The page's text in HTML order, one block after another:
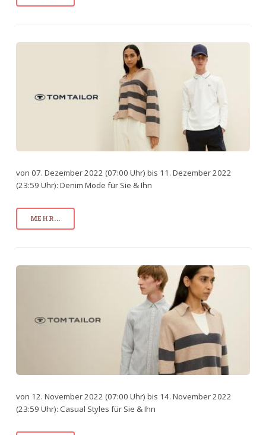
von 07. Dezember 2022 (07:00 Uhr) bis 11. Dezember 2022
(23:59 Uhr): Denim Mode für Sie & Ihn
MEHR...
von 12. November 2022 (07:00 Uhr) bis 14. November 2022
(23:59 Uhr): Casual Styles für Sie & Ihn